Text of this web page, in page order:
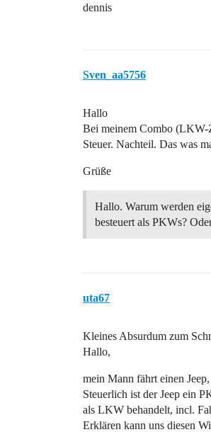
dennis
Sven_aa5756
Hallo
Bei meinem Combo (LKW-
Steuer. Nachteil. Das was
Grüße
Hallo. Warum werden
besteuert als PKWs?
uta67
Kleines Absurdum zum
Hallo,
mein Mann fährt einen
Steuerlich ist der Jeep ein
als LKW behandelt, incl.
Erklären kann uns diesen